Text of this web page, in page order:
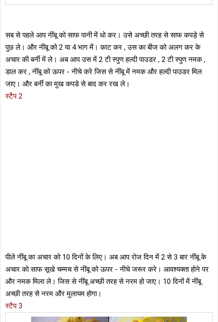
सब से पहले आप नींबू को साफ पानी में धो कर। उसे अच्छी तरह से साफ कपड़े से
पुछ ले। और नींबू को 2 या 4 भाग में। काट कर , उस का बीज को अलग कर के
अचार की बर्नी में ले। अब आप उस में 2 टी स्पुण हल्दी पाउडर , 2 टी स्पुण नमक ,
डाल कर , नींबू को ऊपर - नीचे करे जिस से नींबू में नमक और हल्दी पाउडर मिल
जाए। और बर्नी का मुख कपडे से बाद कर रख ले।
स्टैप 2
पीले नींबू का अचार को 10 दिनों के लिए। अब आप रोज दिन में 2 से 3 बार नींबू के
अचार को साफ सूखे चम्मच से नींबू को ऊपर - नीचे जरूर करे। आवश्यक्ता होने पर
और नमक मिला ले। जिस से नींबू अच्छी तरह से नरम हो जाए। 10 दिनों में नींबू
अच्छी तरह से नरम और मुलायम होगा।
स्टैप 3